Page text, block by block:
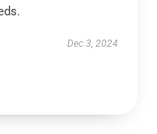
Dec 3, 2024